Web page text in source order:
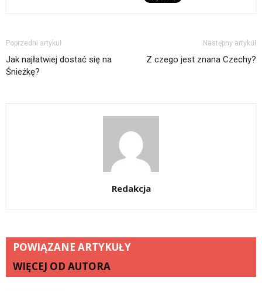
Poprzedni artykuł
Jak najłatwiej dostać się na
Śnieżkę?
Następny artykuł
Z czego jest znana Czechy?
Redakcja
POWIĄZANE ARTYKUŁY
WIĘCEJ OD AUTORA